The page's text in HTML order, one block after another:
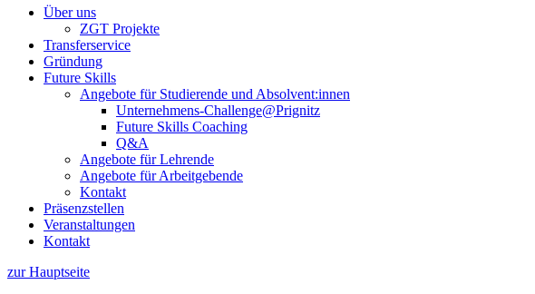
Über uns
ZGT Projekte
Transferservice
Gründung
Future Skills
Angebote für Studierende und Absolvent:innen
Unternehmens-Challenge@Prignitz
Future Skills Coaching
Q&A
Angebote für Lehrende
Angebote für Arbeitgebende
Kontakt
Präsenzstellen
Veranstaltungen
Kontakt
zur Hauptseite